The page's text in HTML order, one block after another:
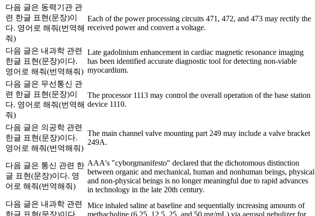
다음 글은 동력기관 관
련 한글 표현(문장)이
다. 영어로 해줘(번역해
줘)
Each of the power processing circuits 471, 472, and 473 may rectify the
received power and convert a voltage.
다음 글은 내과학 관련
한글 표현(문장)이다.
영어로 해줘(번역해줘)
Late gadolinium enhancement in cardiac magnetic resonance imaging
has been identified accurate diagnostic tool for detecting non-viable
myocardium.
다음 글은 무선통신 관
련 한글 표현(문장)이
다. 영어로 해줘(번역해
줘)
The processor 1113 may control the overall operation of the base station
device 1110.
다음 글은 의공학 관련
한글 표현(문장)이다.
영어로 해줘(번역해줘)
The main channel valve mounting part 249 may include a valve bracket
249A.
다음 글은 통신 관련 한
글 표현(문장)이다. 영
어로 해줘(번역해줘)
AAA's "cyborgmanifesto" declared that the dichotomous distinction
between organic and mechanical, human and nonhuman beings, physical
and non-physical beings is no longer meaningful due to rapid advances
in technology in the late 20th century.
다음 글은 내과학 관련
Mice inhaled saline at baseline and sequentially increasing amounts of